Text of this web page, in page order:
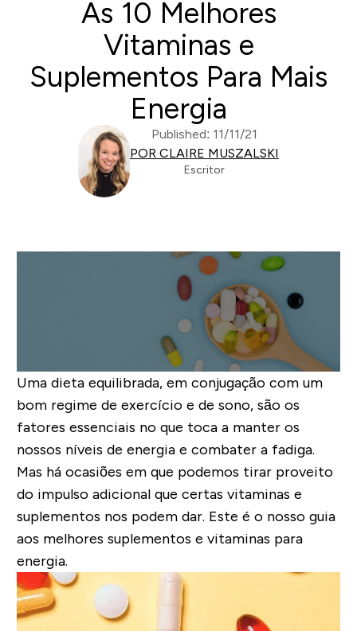
As 10 Melhores
Vitaminas e
Suplementos Para Mais
Energia
Published: 11/11/21
POR CLAIRE MUSZALSKI
Escritor
Uma dieta equilibrada, em conjugação com um
bom regime de exercício e de sono, são os
fatores essenciais no que toca a manter os
nossos níveis de energia e combater a fadiga.
Mas há ocasiões em que podemos tirar proveito
do impulso adicional que certas vitaminas e
suplementos nos podem dar. Este é o nosso guia
aos melhores suplementos e vitaminas para
energia.